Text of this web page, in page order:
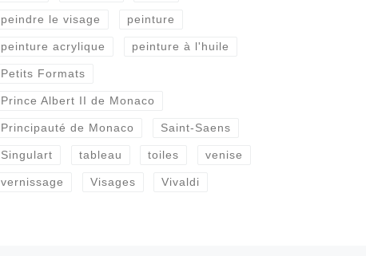
peindre le visage peinture
peinture acrylique peinture à l'huile
Petits Formats
Prince Albert II de Monaco
Principauté de Monaco Saint-Saens
Singulart tableau toiles venise
vernissage Visages Vivaldi